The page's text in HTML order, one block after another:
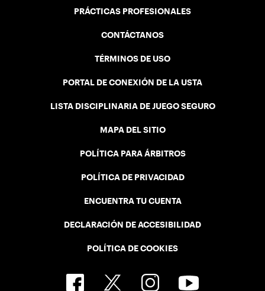
PRÁCTICAS PROFESIONALES
CONTÁCTANOS
TÉRMINOS DE USO
PORTAL DE CONEXIÓN DE LA USTA
LISTA DISCIPLINARIA DE JUEGO SEGURO
MAPA DEL SITIO
POLÍTICA PARA ÁRBITROS
POLÍTICA DE PRIVACIDAD
ENCUENTRA TU CUENTA
DECLARACIÓN DE ACCESIBILIDAD
POLÍTICA DE COOKIES